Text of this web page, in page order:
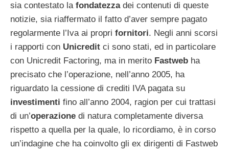
sia contestato lafondatezzadei contenuti di queste
notizie, sia riaffermato il fatto d’aver sempre pagato
regolarmente l’Iva ai propri fornitori. Negli anni scorsi
i rapporti con Unicredit ci sono stati, ed in particolare
con Unicredit Factoring, ma in merito Fastweb ha
precisato che l’operazione, nell’anno 2005, ha
riguardato la cessione di crediti IVA pagata su
investimenti fino all’anno 2004, ragion per cui trattasi
di un’operazione di natura completamente diversa
rispetto a quella per la quale, lo ricordiamo, è in corso
un’indagine che ha coinvolto gli ex dirigenti di Fastweb